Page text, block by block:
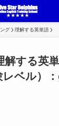
グ 理解する英単語
解する英
レベル）